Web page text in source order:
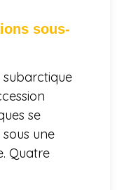
sous-
subarctique
se
une
Quatre